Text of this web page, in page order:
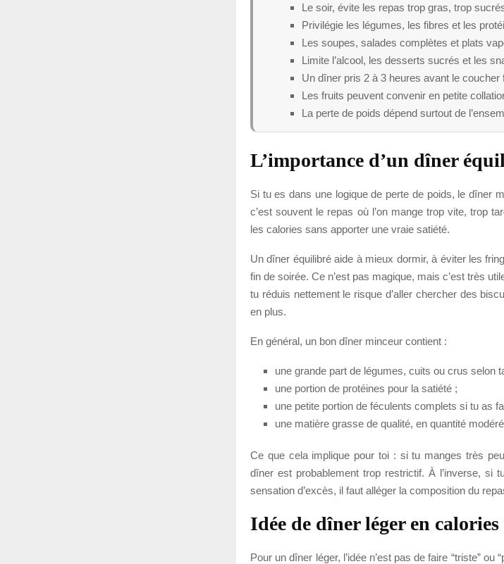
Le soir, évite les repas trop gras, trop
Privilégie les légumes, les fibres et les
Les soupes, salades complètes et plats
Limite l’alcool, les desserts sucrés et les
Un dîner pris 2 à 3 heures avant le coucher
Les fruits peuvent convenir en petite
La perte de poids dépend surtout de
L’importance d’un dîner
Si tu es dans une logique de perte de poids, le dîner
c’est souvent le repas où l’on mange trop vite, trop
les calories sans apporter une vraie satiété.
Un dîner équilibré aide à mieux dormir, à éviter les
fin de soirée. Ce n’est pas magique, mais c’est très
tu réduis nettement le risque d’aller chercher des
en plus.
En général, un bon dîner minceur contient :
une grande part de légumes, cuits ou crus selon
une portion de protéines pour la satiété ;
une petite portion de féculents complets si tu as
une matière grasse de qualité, en quantité
Ce que cela implique pour toi : si tu manges très
dîner est probablement trop restrictif. À l’inverse, si
sensation d’excès, il faut alléger la composition du
Idée de dîner léger en
Pour un dîner léger, l’idée n’est pas de faire “triste”